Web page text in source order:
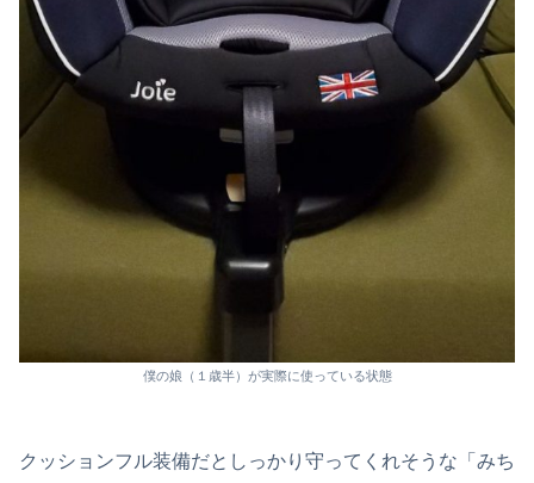
僕の娘（１歳半）が実際に使っている状態
クッションフル装備だとしっかり守ってくれそうな「みち